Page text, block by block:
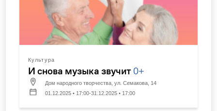
Культура
И снова музыка звучит0+
Дом народного творчества, ул. Семакова, 14
01.12.2025 • 17:00-31.12.2025 • 17:00